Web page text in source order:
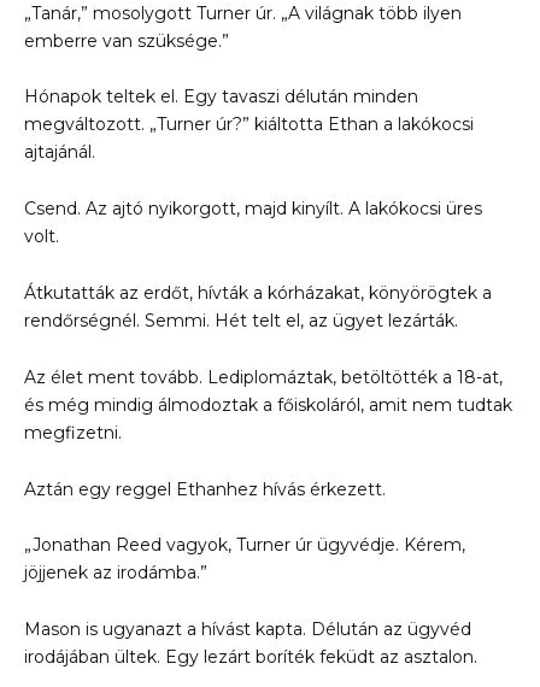
„Tanár,” mosolygott Turner úr. „A világnak több ilyen
emberre van szüksége.”
Hónapok teltek el. Egy tavaszi délután minden
megváltozott. „Turner úr?” kiáltotta Ethan a lakókocsi
ajtajánál.
Csend. Az ajtó nyikorgott, majd kinyílt. A lakókocsi üres
volt.
Átkutatták az erdőt, hívták a kórházakat, könyörögtek a
rendőrségnél. Semmi. Hét telt el, az ügyet lezárták.
Az élet ment tovább. Lediplomáztak, betöltötték a 18-at,
és még mindig álmodoztak a főiskoláról, amit nem tudtak
megfizetni.
Aztán egy reggel Ethanhez hívás érkezett.
„Jonathan Reed vagyok, Turner úr ügyvédje. Kérem,
jöjjenek az irodámba.”
Mason is ugyanazt a hívást kapta. Délután az ügyvéd
irodájában ültek. Egy lezárt boríték feküdt az asztalon.